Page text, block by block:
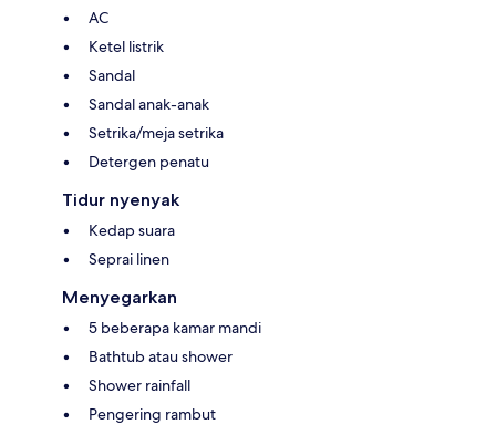
AC
Ketel listrik
Sandal
Sandal anak-anak
Setrika/meja setrika
Detergen penatu
Tidur nyenyak
Kedap suara
Seprai linen
Menyegarkan
5 beberapa kamar mandi
Bathtub atau shower
Shower rainfall
Pengering rambut